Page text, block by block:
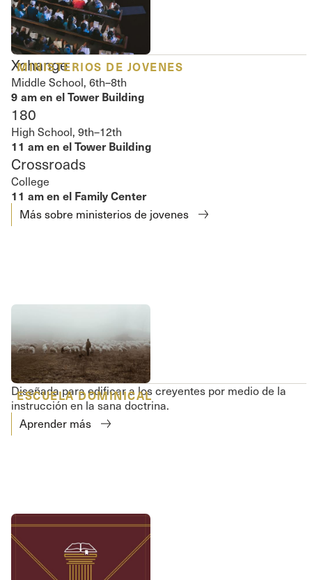
MINISTERIOS DE JOVENES
Xchange
Middle School, 6th–8th
9 am en el Tower Building
180
High School, 9th–12th
11 am en el Tower Building
Crossroads
College
11 am en el Family Center
Más sobre ministerios de jovenes
ESCUELA DOMINICAL
Diseñada para edificar a los creyentes por medio de la
instrucción en la sana doctrina.
Aprender más